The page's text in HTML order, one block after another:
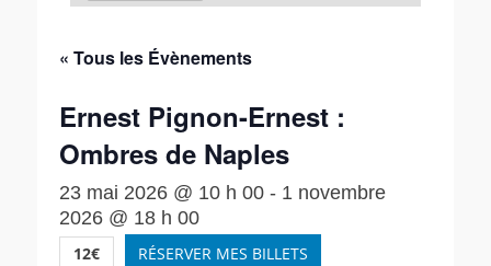
« Tous les Évènements
Ernest Pignon-Ernest :
Ombres de Naples
23 mai 2026 @ 10 h 00 - 1 novembre
2026 @ 18 h 00
12€ RÉSERVER MES BILLETS